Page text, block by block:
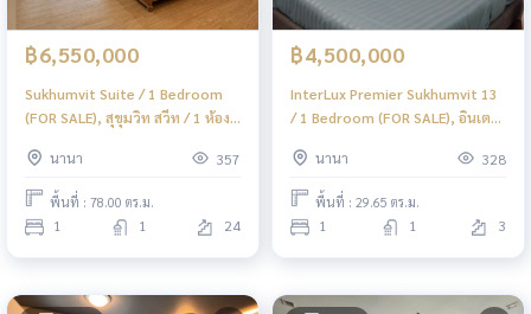
฿6,550,000
Sukhumvit Suite / 1 Bedroom
(FOR SALE), สุขุมวิท สวีท / 1 ห้อง
นานา
357
พื้นที่ : 78.00 ตร.ม.
1 1 24
฿4,500,000
InterLux Premier Sukhumvit 13
/ 1 Bedroom (FOR SALE), อินเตอร์
นอน (ขาย) F341
นานา 328
พื้นที่ : 29.65 ตร.ม.
1 1 3